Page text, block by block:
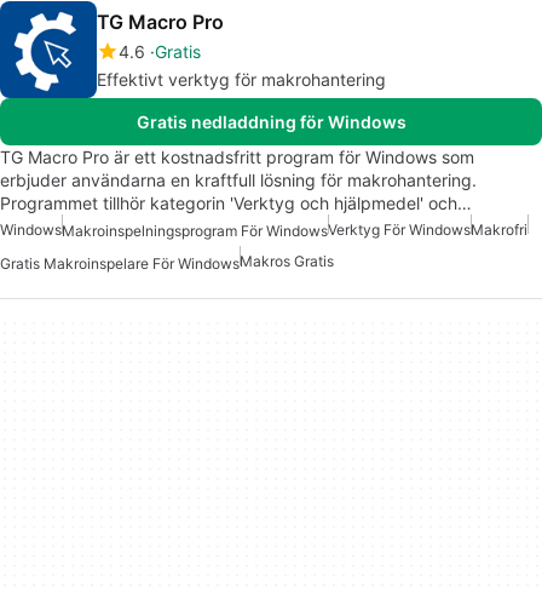
TG Macro Pro
4.6 Gratis
Effektivt verktyg för makrohantering
Gratis nedladdning för Windows
TG Macro Pro är ett kostnadsfritt program för Windows som
erbjuder användarna en kraftfull lösning för makrohantering.
Programmet tillhör kategorin 'Verktyg och hjälpmedel' och…
WindowsMakroinspelningsprogram För WindowsVerktyg För WindowsMakrofri
Gratis Makroinspelare För WindowsMakros Gratis